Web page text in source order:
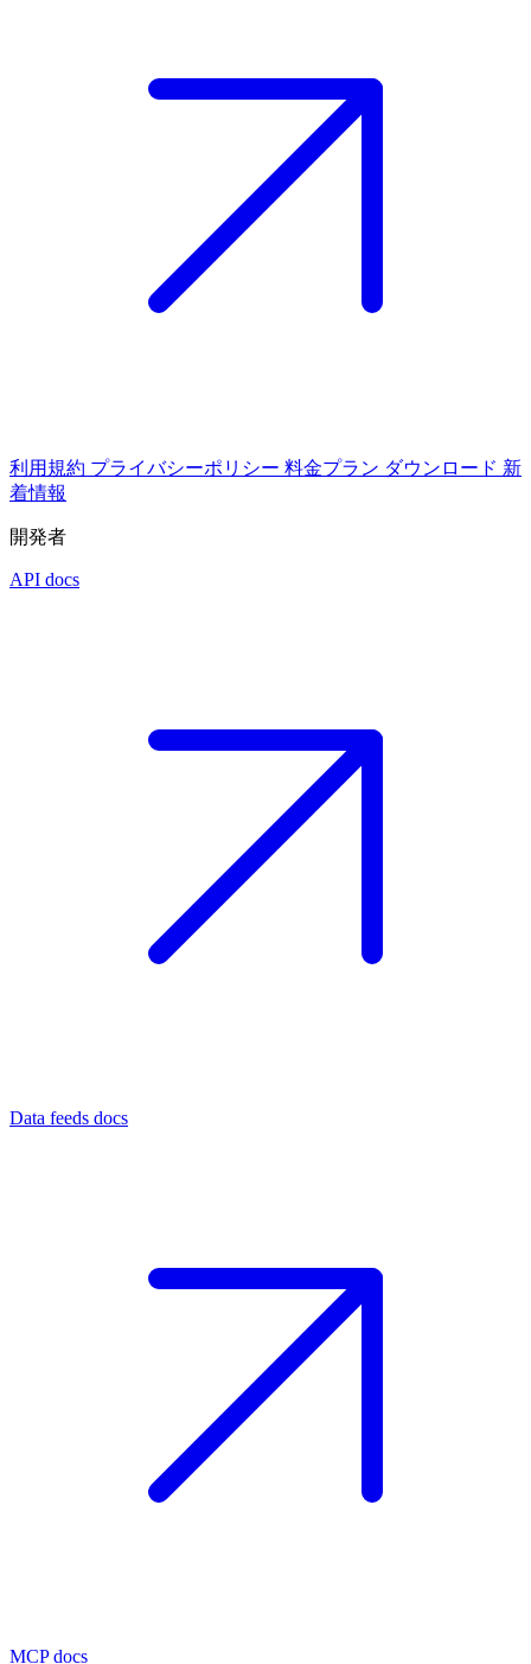
利用規約 プライバシーポリシー 料金プラン ダウンロード 新
着情報
開発者
API docs
Data feeds docs
MCP docs